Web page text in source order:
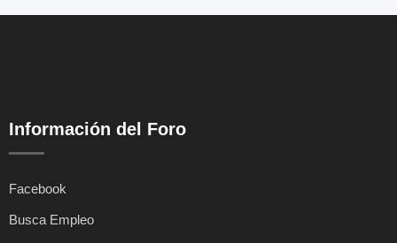
Información del Foro
Facebook
Busca Empleo